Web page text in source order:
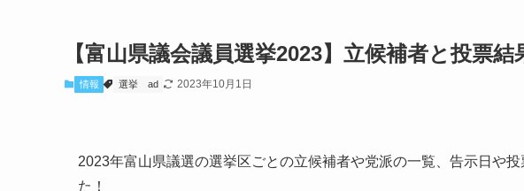
【富山県議会議員選挙2023】立候補者と投票
情報 選挙 ad 2023年10月1日
2023年富山県議選の選挙区ごとの立候補者や党派の一覧、告示日や
た！